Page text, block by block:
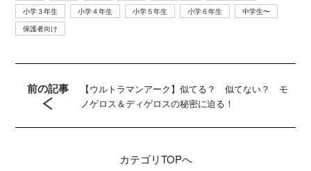
小学３年生
小学４年生 小学５年生 小学６年生
中学生〜
保護者向け
前の記事
【ウルトラマンアーク】似てる？ 似てない？ モ
ノゲロス＆ディゲロスの秘密に迫る！
カテゴリTOPへ